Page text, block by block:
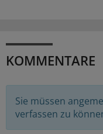
KOMMENTARE
Sie müssen
verfassen zu